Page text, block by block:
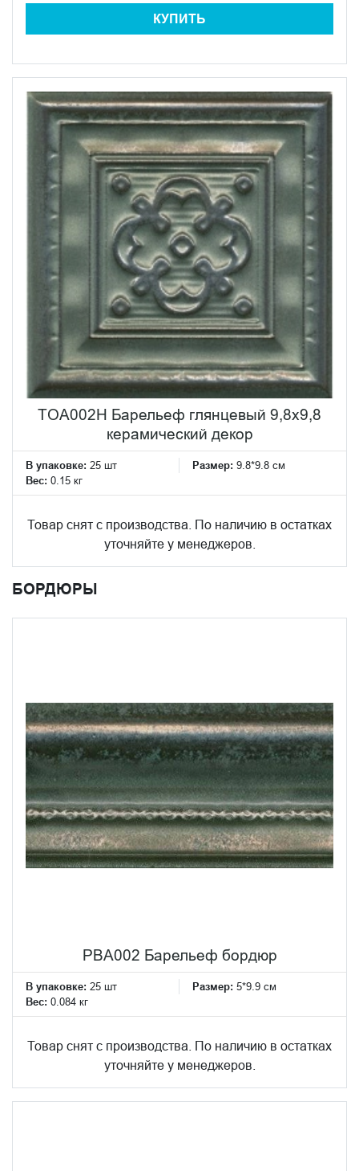
КУПИТЬ
TOA002H Барельеф глянцевый 9,8х9,8
керамический декор
В упаковке: 25 шт Размер: 9.8*9.8 см
Вес: 0.15 кг
Товар снят с производства. По наличию в остатках
уточняйте у менеджеров.
БОРДЮРЫ
PBA002 Барельеф бордюр
В упаковке: 25 шт Размер: 5*9.9 см
Вес: 0.084 кг
Товар снят с производства. По наличию в остатках
уточняйте у менеджеров.